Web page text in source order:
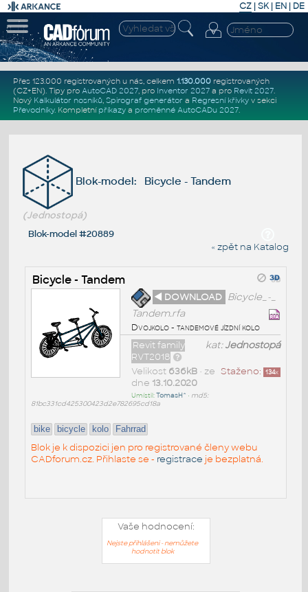
CZ | SK| EN | DE
Přes 123.000 registrovaných u nás, celkem 1.130.000registrovaných
(CZ+EN). Tipy pro AutoCAD 2027, pro Inventor 2027a pro Revit 2027.
Nový Kalkulátor nosníků, Spirograf generátor a Regresní křivkyv sekci
Převodníky. Kompletní příkazya proměnné AutoCADu 2027.
Blok-model: Bicycle - Tandem
(Jednostopá)
Blok-model #20889
« zpět na Katalog
Bicycle - Tandem
◄ DOWNLOAD Bicycle_-_
Tandem.rfa
Dvojkolo - tandemové jízdní kolo
kat:Jednostopá
Revit family
RVT2018
Staženo: 134x
Velikost 636kB• ze
dne 13.10.2020
Umístil:TomasH^ • md5:
81bc331cd425300423d2e782695cd18a
bike bicycle kolo Fahrrad
Blok je k dispozici jen pro registrované členy webu
CADforum.cz. Přihlaste se - registrace je bezplatná.
Vaše hodnocení:
Nejste přihlášeni - nemůžete
hodnotit blok